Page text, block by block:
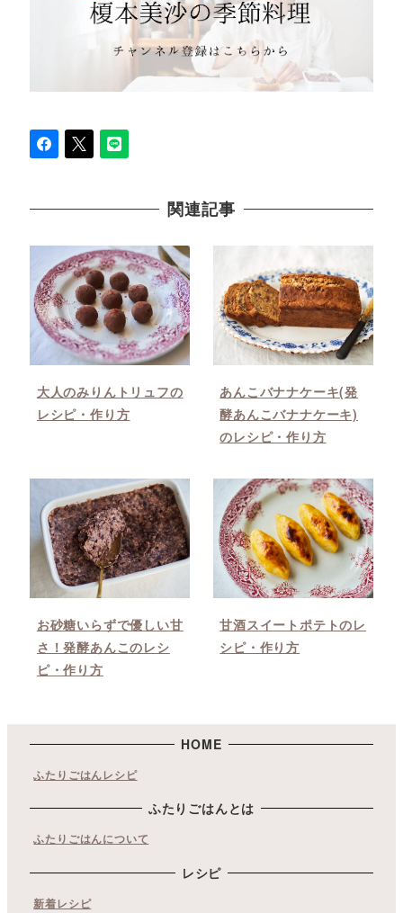
関連記事
大人のみりんトリュフの
レシピ・作り方
あんこバナナケーキ(発
酵あんこバナナケーキ)
のレシピ・作り方
お砂糖いらずで優しい甘
さ！発酵あんこのレシ
ピ・作り方
甘酒スイートポテトのレ
シピ・作り方
HOME
ふたりごはんレシピ
ふたりごはんとは
ふたりごはんについて
レシピ
新着レシピ